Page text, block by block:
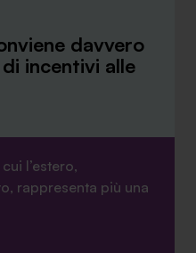
davvero
incentivi alle
l’estero,
rappresenta più una